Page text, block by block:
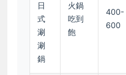
日
式
涮
涮
鍋
火鍋
吃到
飽
400-
600